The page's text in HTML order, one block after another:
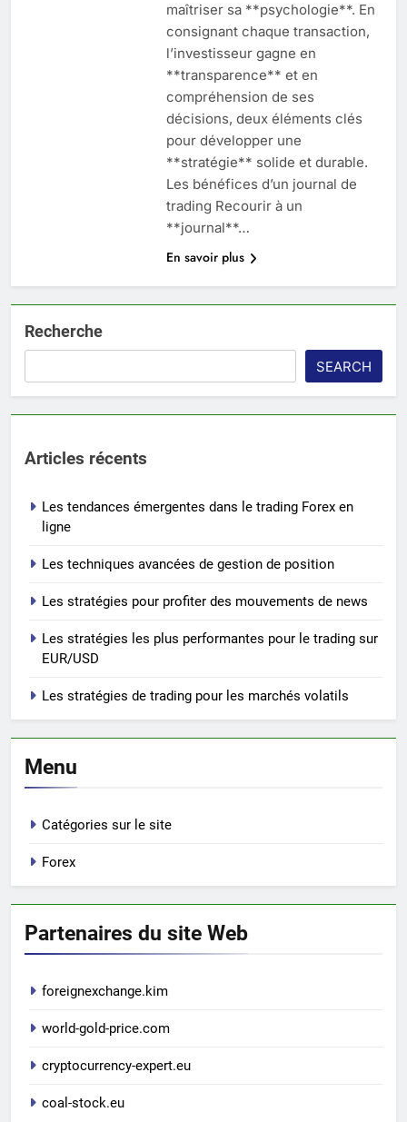
maîtriser sa **psychologie**. En
consignant chaque transaction,
l’investisseur gagne en
**transparence** et en
compréhension de ses
décisions, deux éléments clés
pour développer une
**stratégie** solide et durable.
Les bénéfices d’un journal de
trading Recourir à un
**journal**…
En savoir plus
Recherche
SEARCH
Articles récents
Les tendances émergentes dans le trading Forex en
ligne
Les techniques avancées de gestion de position
Les stratégies pour profiter des mouvements de news
Les stratégies les plus performantes pour le trading sur
EUR/USD
Les stratégies de trading pour les marchés volatils
Menu
Catégories sur le site
Forex
Partenaires du site Web
foreignexchange.kim
world-gold-price.com
cryptocurrency-expert.eu
coal-stock.eu